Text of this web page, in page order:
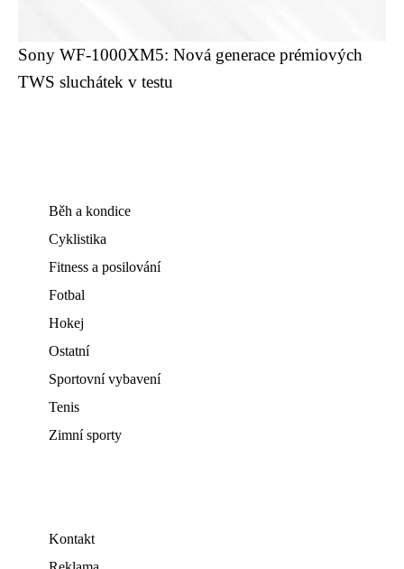
Sony WF-1000XM5: Nová generace prémiových
TWS sluchátek v testu
Běh a kondice
Cyklistika
Fitness a posilování
Fotbal
Hokej
Ostatní
Sportovní vybavení
Tenis
Zimní sporty
Kontakt